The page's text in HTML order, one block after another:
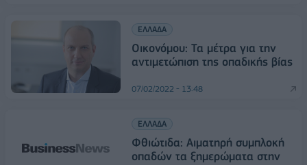
ΕΛΛΑΔΑ
Οικονόμου: Τα μέτρα για την
αντιμετώπιση της οπαδικής βίας
07/02/2022 - 13:48
ΕΛΛΑΔΑ
Φθιώτιδα: Αιματηρή συμπλοκή
οπαδών τα ξημερώματα στην